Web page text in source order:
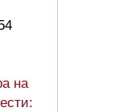
на